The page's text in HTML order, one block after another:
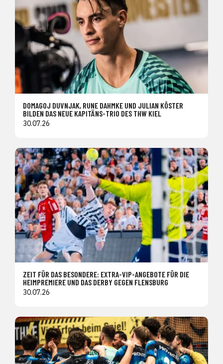
DOMAGOJ DUVNJAK, RUNE DAHMKE UND JULIAN KÖSTER
BILDEN DAS NEUE KAPITÄNS-TRIO DES THW KIEL
30.07.26
ZEIT FÜR DAS BESONDERE: EXTRA-VIP-ANGEBOTE FÜR DIE
HEIMPREMIERE UND DAS DERBY GEGEN FLENSBURG
30.07.26